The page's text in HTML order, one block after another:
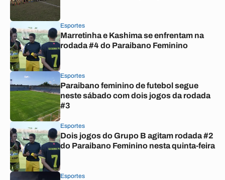
Esportes
Marretinha e Kashima se enfrentam na
rodada #4 do Paraibano Feminino
Esportes
Paraibano feminino de futebol segue
neste sábado com dois jogos da rodada
#3
Esportes
Dois jogos do Grupo B agitam rodada #2
do Paraibano Feminino nesta quinta-feira
Esportes